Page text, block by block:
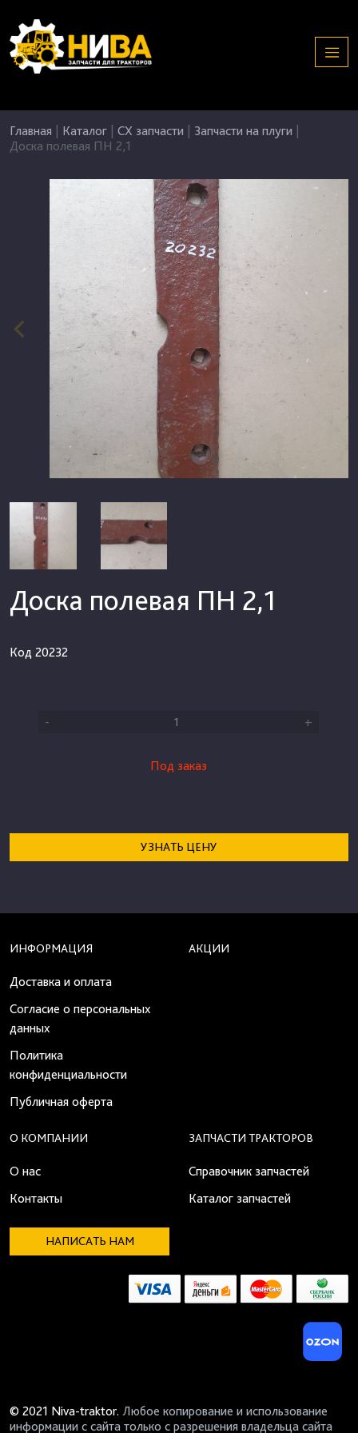
Главная Каталог СХ запчасти Запчасти на плуги
Доска полевая ПН 2,1
Доска полевая ПН 2,1
Код 20232
- +
Под заказ
УЗНАТЬ ЦЕНУ
ИНФОРМАЦИЯ
Доставка и оплата
Согласие о персональных
данных
Политика
конфиденциальности
Публичная оферта
АКЦИИ
О КОМПАНИИ
О нас
Контакты
ЗАПЧАСТИ ТРАКТОРОВ
Справочник запчастей
Каталог запчастей
НАПИСАТЬ НАМ
© 2021 Niva-traktor. Любое копирование и использование
информации с сайта только с разрешения владельца сайта